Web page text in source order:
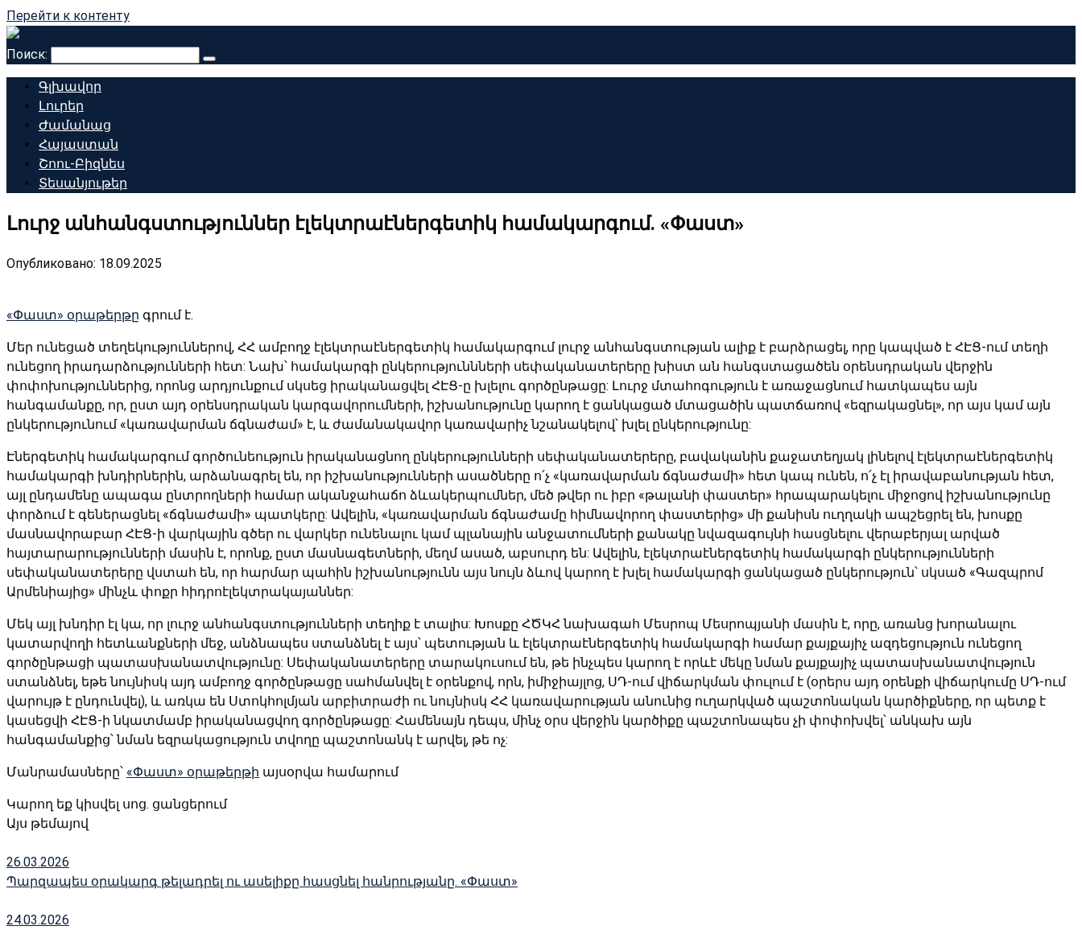
Перейти к контенту
Поиск:
Գլխավոր
Լուրեր
Ժամանաց
Հայաստան
Շոու-Բիզնես
Տեսանյութեր
Լուրջ անհանգստություններ էլեկտրաէներգետիկ համակարգում. «Փաստ»
Опубликовано: 18.09.2025
«Փաստ» օրաթերթը գրում է.
Մեր ունեցած տեղեկություններով, ՀՀ ամբողջ էլեկտրաէներգետիկ համակարգում լուրջ անհանգստության ալիք է բարձրացել, որը կապված է ՀԷՑ-ում տեղի
ունեցող իրադարձությունների հետ: Նախ՝ համակարգի ընկերություննների սեփականատերերը խիստ ան հանգստացածեն օրենսդրական վերջին
փոփոխություններից, որոնց արդյունքում սկսեց իրականացվել ՀԷՑ-ը խլելու գործընթացը: Լուրջ մտահոգություն է առաջացնում հատկապես այն
հանգամանքը, որ, ըստ այդ օրենսդրական կարգավորումների, իշխանությունը կարող է ցանկացած մտացածին պատճառով «եզրակացնել», որ այս կամ այն
ընկերությունում «կառավարման ճգնաժամ» է, և ժամանակավոր կառավարիչ նշանակելով՝ խլել ընկերությունը:
Էներգետիկ համակարգում գործունեություն իրականացնող ընկերությունների սեփականատերերը, բավականին քաջատեղյակ լինելով էլեկտրաէներգետիկ
համակարգի խնդիրներին, արձանագրել են, որ իշխանությունների ասածները ո՛չ «կառավարման ճգնաժամի» հետ կապ ունեն, ո՛չ էլ իրավաբանության հետ,
այլ ընդամենը ապագա ընտրողների համար ականջահաճո ձևակերպումներ, մեծ թվեր ու իբր «թալանի փաստեր» հրապարակելու միջոցով իշխանությունը
փորձում է գեներացնել «ճգնաժամի» պատկերը: Ավելին, «կառավարման ճգնաժամը հիմնավորող փաստերից» մի քանիսն ուղղակի ապշեցրել են, խոսքը
մասնավորաբար ՀԷՑ-ի վարկային գծեր ու վարկեր ունենալու կամ պլանային անջատումների քանակը նվազագույնի հասցնելու վերաբերյալ արված
հայտարարությունների մասին է, որոնք, ըստ մասնագետների, մեղմ ասած, աբսուրդ են: Ավելին, էլեկտրաէներգետիկ համակարգի ընկերությունների
սեփականատերերը վստահ են, որ հարմար պահին իշխանությունն այս նույն ձևով կարող է խլել համակարգի ցանկացած ընկերություն՝ սկսած «Գազպրոմ
Արմենիայից» մինչև փոքր հիդրոէլեկտրակայաններ:
Մեկ այլ խնդիր էլ կա, որ լուրջ անհանգստությունների տեղիք է տալիս: Խոսքը ՀԾԿՀ նախագահ Մեսրոպ Մեսրոպյանի մասին է, որը, առանց խորանալու
կատարվողի հետևանքների մեջ, անձնապես ստանձնել է այս՝ պետության և էլեկտրաէներգետիկ համակարգի համար քայքայիչ ազդեցություն ունեցող
գործընթացի պատասխանատվությունը: Սեփականատերերը տարակուսում են, թե ինչպես կարող է որևէ մեկը նման քայքայիչ պատասխանատվություն
ստանձնել, եթե նույնիսկ այդ ամբողջ գործընթացը սահմանվել է օրենքով, որն, իմիջիայլոց, ՍԴ-ում վիճարկման փուլում է (օրերս այդ օրենքի վիճարկումը ՍԴ-ում
վարույթ է ընդունվել), և առկա են Ստոկհոլմյան արբիտրաժի ու նույնիսկ ՀՀ կառավարության անունից ուղարկված պաշտոնական կարծիքները, որ պետք է
կասեցվի ՀԷՑ-ի նկատմամբ իրականացվող գործընթացը: Համենայն դեպս, մինչ օրս վերջին կարծիքը պաշտոնապես չի փոփոխվել՝ անկախ այն
հանգամանքից՝ նման եզրակացություն տվողը պաշտոնանկ է արվել, թե ոչ:
Մանրամասները՝ «Փաստ» օրաթերթի այսօրվա համարում
Կարող եք կիսվել սոց․ ցանցերում
Այս թեմայով
26.03.2026
Պարզապես օրակարգ թելադրել ու ասելիքը հասցնել հանրությանը. «Փաստ»
24.03.2026